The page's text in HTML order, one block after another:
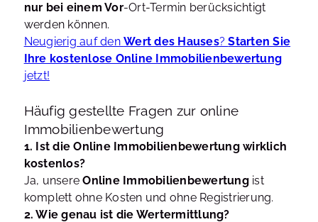
nur bei einem Vor-Ort-Termin berücksichtigt
werden können.
Neugierig auf denWert des Hauses?Starten Sie
Ihre kostenlose Online Immobilienbewertung
jetzt!
Häufig gestellte Fragen zur online
Immobilienbewertung
1. Ist die Online Immobilienbewertung wirklich
kostenlos?
Ja, unsereOnline Immobilienbewertung ist
komplett ohne Kosten und ohne Registrierung.
2. Wie genau ist die Wertermittlung?